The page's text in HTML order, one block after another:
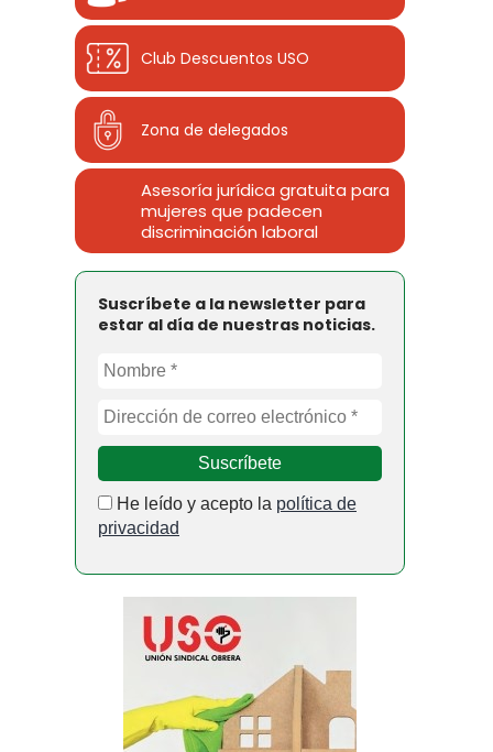
Club Descuentos USO
Zona de delegados
Asesoría jurídica gratuita para
mujeres que padecen
discriminación laboral
Suscríbete a la newsletter para
estar al día de nuestras noticias.
He leído y acepto la política de
privacidad